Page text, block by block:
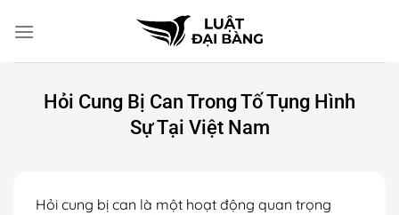
đến
Hỏi Cung Bị Can Trong Tố Tụng Hình
Sự Tại Việt Nam
Hỏi cung bị can là một hoạt động quan trọng